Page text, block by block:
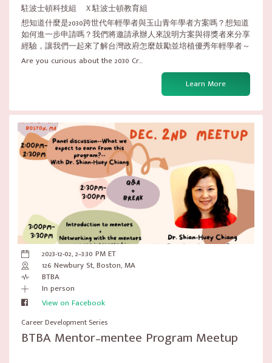
駐波士頓科技組 Ｘ駐波士頓教育組
想知道什麼是2030跨世代年輕學者與玉山青年學者方案嗎？想知道
如何進一步申請嗎？我們將邀請承辦人來說明方案與得獎者來分享
經驗，讓我們一起來了解台灣政府怎麼鼓勵並培植優秀年輕學者～
Are you curious about the 2030 Cr...
Learn More
2023-12-02, 2–3:30 PM ET
126 Newbury St, Boston, MA
BTBA
In person
View on Facebook
Career Development Series
BTBA Mentor–mentee Program Meetup